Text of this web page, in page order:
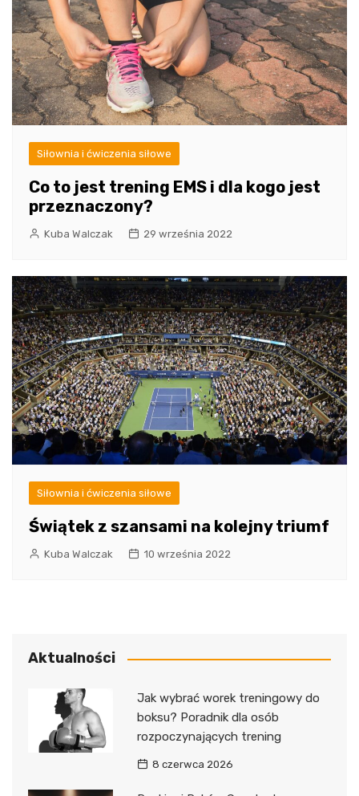
Siłownia i ćwiczenia siłowe
Co to jest trening EMS i dla kogo jest
przeznaczony?
Kuba Walczak 29 września 2022
Siłownia i ćwiczenia siłowe
Świątek z szansami na kolejny triumf
Kuba Walczak 10 września 2022
Aktualności
Jak wybrać worek treningowy do
boksu? Poradnik dla osób
rozpoczynających trening
8 czerwca 2026